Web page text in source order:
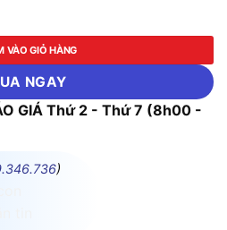
9824 ( 2 Đầu - 24 Kiểu Vít) số
VÀO GIỎ HÀNG
NGAY
GIÁ Thứ 2 - Thứ 7 (8h00 -
)